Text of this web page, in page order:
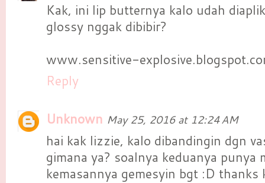
Kak, ini lip butternya kalo udah
glossy nggak dibibir?
www.sensitive-
Reply
Unknown May 25, 2016 at 12:24 AM
hai kak lizzie, kalo dibandingin dgn
gimana ya? soalnya keduanya punya
kemasannya gemesyin bgt :D thanks